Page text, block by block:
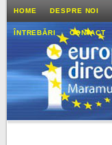
HOME DESPRE NOI
ÎNTREBĂRI CONTACT